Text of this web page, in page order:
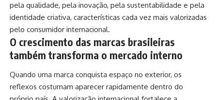
pela qualidade, pela inovação, pela sustentabilidade e pela
identidade criativa, características cada vez mais valorizadas
pelo consumidor internacional.
O crescimento das marcas brasileiras
também transforma o mercado interno
Quando uma marca conquista espaço no exterior, os
reflexos costumam aparecer rapidamente dentro do